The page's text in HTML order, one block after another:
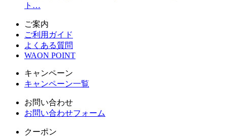
ト…
ご案内
ご利用ガイド
よくある質問
WAON POINT
キャンペーン
キャンペーン一覧
お問い合わせ
お問い合わせフォーム
クーポン